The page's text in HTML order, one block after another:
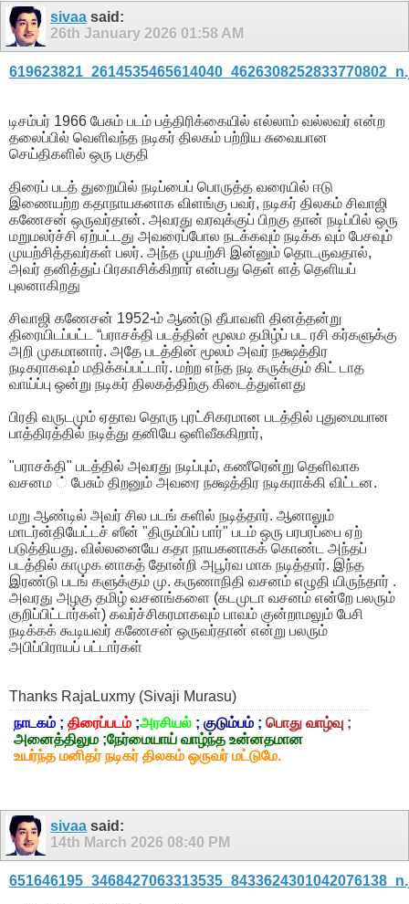
sivaa said:
26th January 2026 01:58 AM
டிசம்பர் 1966 பேசும் படம் பத்திரிக்கையில் எல்லாம் வல்லவர் என்ற
தலைப்பில் வெளிவந்த நடிகர் திலகம் பற்றிய சுவையான
செய்திகளில் ஒரு பகுதி
திரைப் படத் துறையில் நடிப்பைப் பொருத்த வரையில் ஈடு
இணையற்ற கதாநாயகனாக விளங்கு பவர், நடிகர் திலகம் சிவாஜி
கணேசன் ஒருவர்தான். அவரது வரவுக்குப் பிறகு தான் நடிப்பில் ஒரு
மறுமலர்ச்சி ஏற்பட்டது அவரைப்போல நடக்கவும் நடிக்க வும் பேசவும்
முயற்சித்தவர்கள் பலர். அந்த முயற்சி இன்னும் தொடருவதால்,
அவர் தனித்துப் பிரகாசிக்கிறார் என்பது தெள் ளத் தெளியப்
புலனாகிறது
சிவாஜி கணேசன் 1952-ம் ஆண்டு தீபாவளி தினத்தன்று
திரையிடப்பட்ட “பராசக்தி படத்தின் மூலம தமிழ்ப் பட ரசி கர்களுக்கு
அறி முகமானார். அதே படத்தின் மூலம் அவர் நக்ஷத்திர
நடிகராகவும் மதிக்கப்பட்டார். மற்ற எந்த நடி கருக்கும் கிட் டாத
வாய்ப்பு ஒன்று நடிகர் திலகத்திற்கு கிடைத்துள்ளது
பிரதி வருடமும் ஏதாவ தொரு புரட்சிகரமான படத்தில் புதுமையான
பாத்திரத்தில் நடித்து தனியே ஒளிவீசுகிறார்,
"பராசக்தி" படத்தில் அவரது நடிப்பும், கணீரென்று தெளிவாக
வசனம ் பேசும் திறனும் அவரை நக்ஷத்திர நடிகராக்கி விட்டன.
மறு ஆண்டில் அவர் சில படங் களில் நடித்தார். ஆனாலும்
மாடர்ன்தியேட்டச் ஸீன் "திரும்பிப் பார்" படம் ஒரு பரபரப்பை ஏற்
படுத்தியது. வில்லனையே கதா நாயகனாகக் கொண்ட அந்தப்
படத்தில் காமுக னாகத் தோன்றி அபூர்வ மாக நடித்தார். இந்த
இரண்டு படங் களுக்கும் மு. கருணாநிதி வசனம் எழுதி யிருந்தார் .
அவரது அழகு தமிழ் வசனங்களை (கடமுடா வசனம் என்றே பலரும்
குறிப்பிட்டார்கள்) கவர்ச்சிகரமாகவும் பாவம் குன்றாமலும் பேசி
நடிக்கக் கூடியவர் கணேசன் ஒருவர்தான் என்று பலரும்
அபிப்பிராயப் பட்டார்கள்
Thanks RajaLuxmy (Sivaji Murasu)
நாடகம் ; திரைப்படம் ;அரசியல் ; குடும்பம் ; பொது வாழ்வு ;
அனைத்திலும ;நேர்மையாய் வாழ்ந்த உன்னதமான
உயர்ந்த மனிதர் நடிகர் திலகம் ஒருவர் மட்டுமே.
sivaa said:
14th March 2026 08:40 PM